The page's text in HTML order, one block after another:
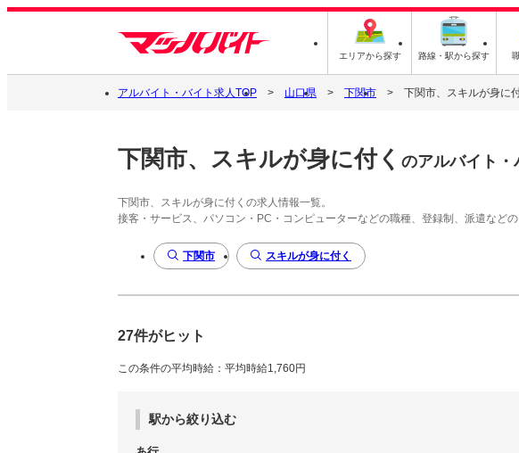
エリアから探す 路線・駅から探す
アルバイト・バイト求人TOP 山口県 下関市 下関市、スキルが身に
下関市、スキルが身に付く のアルバイト・
下関市、スキルが身に付くの求人情報一覧。
接客・サービス、パソコン・PC・コンピューターなどの職種、登録制、派遣など
下関市 スキルが身に付く
27件がヒット
この条件の平均時給：平均時給1,760円
駅から絞り込む